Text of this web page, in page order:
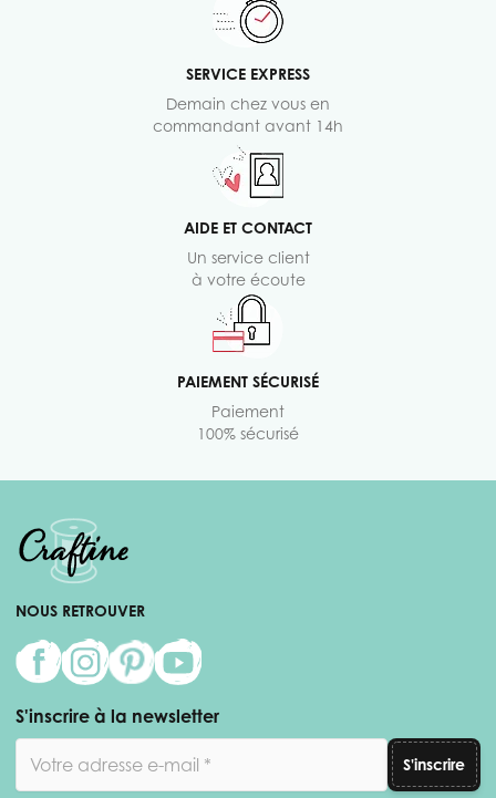
SERVICE EXPRESS
Demain chez vous en
commandant avant 14h
AIDE ET CONTACT
Un service client
à votre écoute
PAIEMENT SÉCURISÉ
Paiement
100% sécurisé
NOUS RETROUVER
S'inscrire à la newsletter
S'inscrire